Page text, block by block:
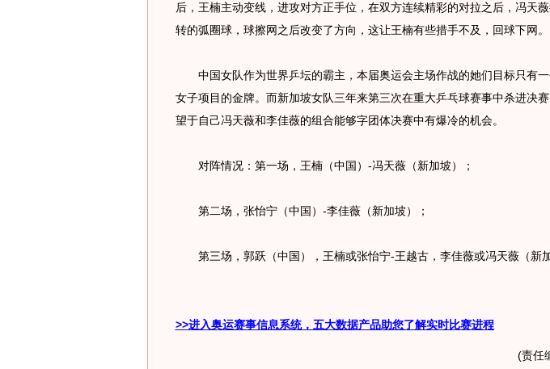
后，王楠主动变线，进攻对方正手位，在双方连续精彩的对拉之后，冯天
转的弧圈球，球擦网之后改变了方向，这让王楠有些措手不及，回球下网。
中国女队作为世界乒坛的霸主，本届奥运会主场作战的她们目标只有一
女子项目的金牌。而新加坡女队三年来第三次在重大乒乓球赛事中杀进决
望于自己冯天薇和李佳薇的组合能够字团体决赛中有爆冷的机会。
对阵情况：第一场，王楠（中国）-冯天薇（新加坡）；
第二场，张怡宁（中国）-李佳薇（新加坡）；
第三场，郭跃（中国），王楠或张怡宁-王越古，李佳薇或冯天薇（新加
>>进入奥运赛事信息系统，五大数据产品助您了解实时比赛进程
(责任